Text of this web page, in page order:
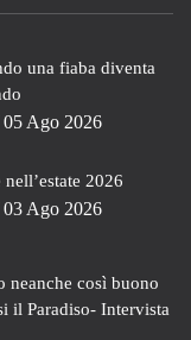
una fiaba diventa
05 Ago 2026
2026
03 Ago 2026
neanche così buono
il Paradiso- Intervista